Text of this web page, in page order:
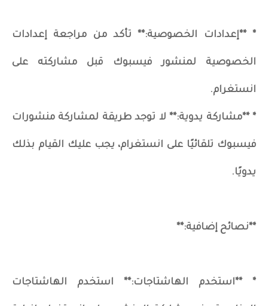
* **إعدادات الخصوصية:** تأكد من مراجعة إعدادات
الخصوصية لمنشور فيسبوك قبل مشاركته على
انستغرام.
* **مشاركة يدوية:** لا توجد طريقة لمشاركة منشورات
فيسبوك تلقائيًا على انستغرام، يجب عليك القيام بذلك
يدويًا.
**نصائح إضافية:**
* **استخدم الهاشتاجات:** استخدم الهاشتاجات